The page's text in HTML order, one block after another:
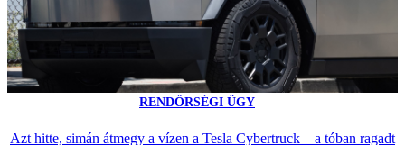
RENDŐRSÉGI ÜGY
Azt hitte, simán átmegy a vízen a Tesla Cybertruck – a tóban ragadt